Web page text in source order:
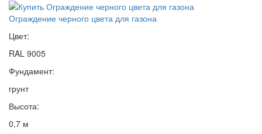
Ограждение черного цвета для газона
Цвет:
RAL 9005
Фундамент:
грунт
Высота:
0,7 м